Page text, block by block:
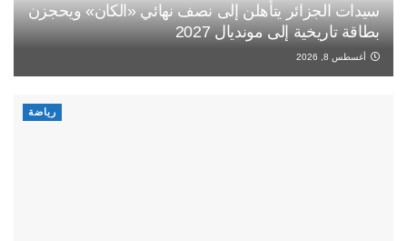
سيدات الجزائر يتأهلن إلى نصف نهائي «الكان» ويحجزن
بطاقة تاريخية إلى مونديال 2027
أغسطس 8, 2026
رياضة